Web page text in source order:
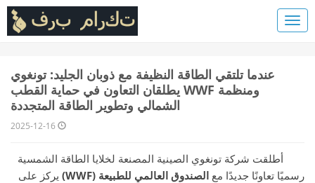
عندما تلتقي الطاقة النظيفة مع ذوبان الجليد: تونغوي
ومنظمة WWF يطلقان التعاون في حماية القطب
الشمالي وتطوير الطاقة المتجددة
2025-12-16
أطلقت شركة تونغوي الصينية المصنعة لخلايا الطاقة الشمسية
رسميًا تعاونًا جديدًا مع الصندوق العالمي للطبيعة (WWF)
يركز على